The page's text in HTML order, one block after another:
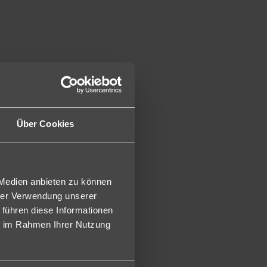
Über Cookies
anbieten zu können
Verwendung unserer
diese Informationen
Rahmen Ihrer Nutzung
Park
Waterpark